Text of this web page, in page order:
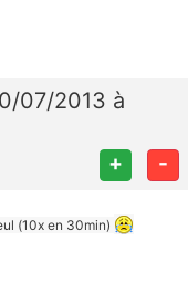
07/2013 à
+ -
(10x en 30min)